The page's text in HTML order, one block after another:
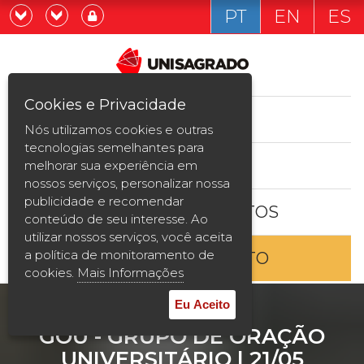
Graduação
Pós-graduação e MBA
Curta Duração
Vestibular
2ª Graduação
Transferência
Reingresso
Já sou estudande
Quero ser estudante
PT EN ES
ESTUDE AQUI
BOLSAS E DESCONTOS
ENTRE EM CONTATO
GOU - GRUPO DE ORAÇÃO
Cookies e Privacidade
Nós utilizamos cookies e outras
tecnologias semelhantes para
melhorar sua experiência em
nossos serviços, personalizar nossa
publicidade e recomendar
conteúdo de seu interesse. Ao
utilizar nossos serviços, você aceita
a política de monitoramento de
cookies. Mais Informações
Eu Aceito